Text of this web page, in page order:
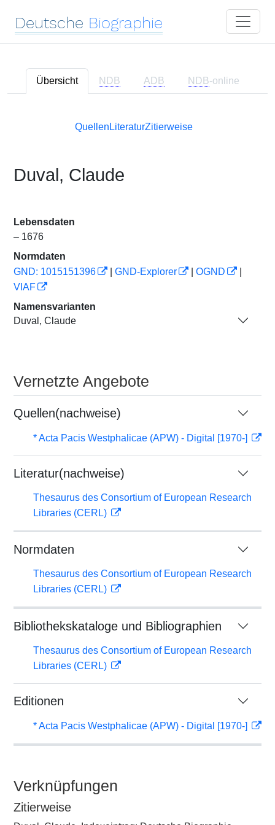
Deutsche Biographie
Übersicht NDB ADB NDB-online
Quellen LiteraturZitierweise
Duval, Claude
Lebensdaten
– 1676
Normdaten
GND: 1015151396
GND-Explorer OGND
VIAF
Namensvarianten
Duval, Claude
Vernetzte Angebote
Quellen(nachweise)
* Acta Pacis Westphalicae (APW) - Digital [1970-]
Literatur(nachweise)
Thesaurus des Consortium of European Research
Libraries (CERL)
Normdaten
Thesaurus des Consortium of European Research
Libraries (CERL)
Bibliothekskataloge und Bibliographien
Thesaurus des Consortium of European Research
Libraries (CERL)
Editionen
* Acta Pacis Westphalicae (APW) - Digital [1970-]
Verknüpfungen
Zitierweise